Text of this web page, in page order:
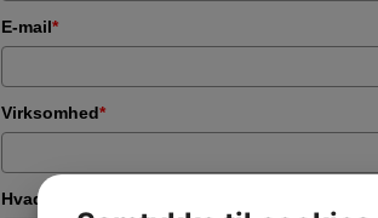
E-mail*
Virksomhed*
Hvad drejer din henvendelse sig om?